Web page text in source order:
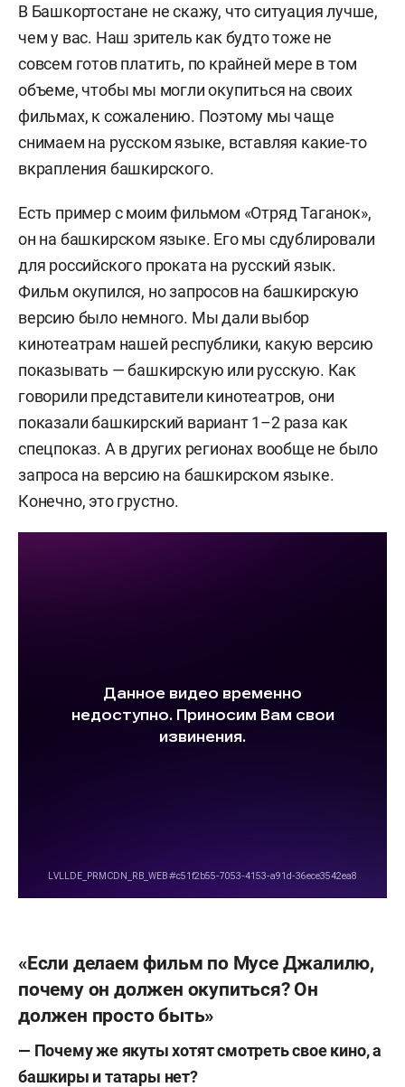
В Башкортостане не скажу, что ситуация лучше,
чем у вас. Наш зритель как будто тоже не
совсем готов платить, по крайней мере в том
объеме, чтобы мы могли окупиться на своих
фильмах, к сожалению. Поэтому мы чаще
снимаем на русском языке, вставляя какие-то
вкрапления башкирского.
Есть пример с моим фильмом «Отряд Таганок»,
он на башкирском языке. Его мы сдублировали
для российского проката на русский язык.
Фильм окупился, но запросов на башкирскую
версию было немного. Мы дали выбор
кинотеатрам нашей республики, какую версию
показывать — башкирскую или русскую. Как
говорили представители кинотеатров, они
показали башкирский вариант 1–2 раза как
спецпоказ. А в других регионах вообще не было
запроса на версию на башкирском языке.
Конечно, это грустно.
«Если делаем фильм по Мусе Джалилю,
почему он должен окупиться? Он
должен просто быть»
— Почему же якуты хотят смотреть свое кино, а
башкиры и татары нет?